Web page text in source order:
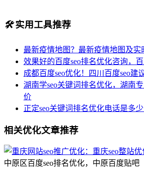
🛠️实用工具推荐
最新疫情地图？最新疫情地图及实
效果好的百度seo排名优化咨询，
成都百度seo优化！四川百度seo建
湖南学seo关键词排名优化，湖南
价
正定seo关键词排名优化电话是多
相关优化文章推荐
中原区百度seo排名优化，中原百度贴吧